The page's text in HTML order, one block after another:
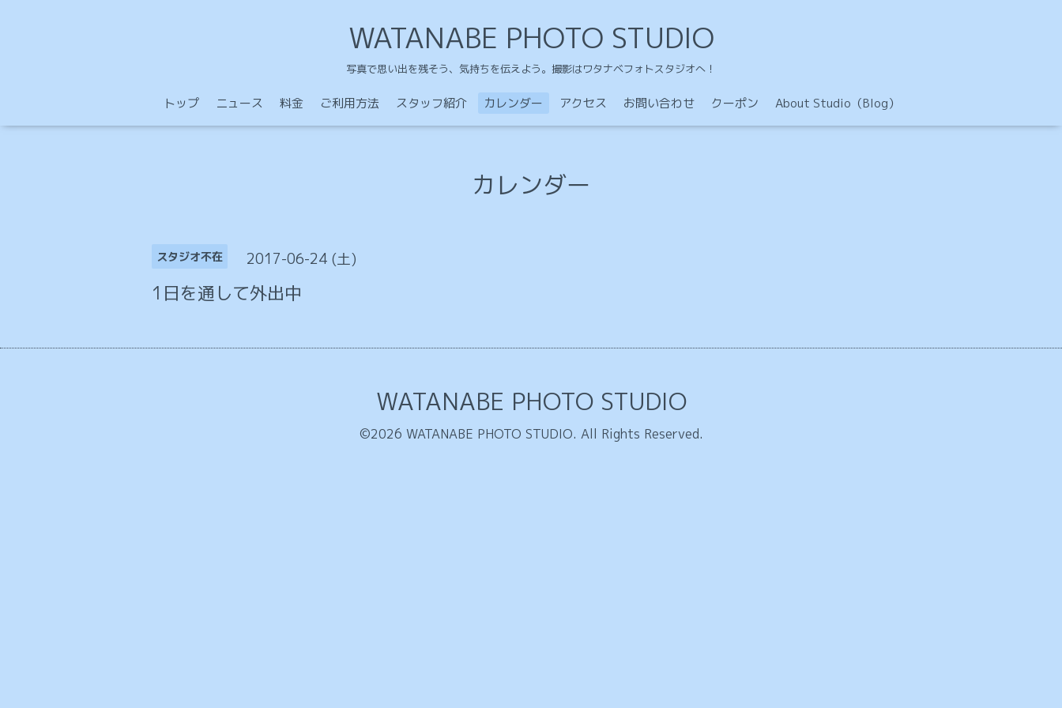
WATANABE PHOTO STUDIO
写真で思い出を残そう、気持ちを伝えよう。撮影はワタナベフォトスタジオへ！
トップ ニュース 料金 ご利用方法 スタッフ紹介 カレンダー アクセス お問い合わせ クーポン About Studio（Blog）
カレンダー
スタジオ不在 2017-06-24 (土)
1日を通して外出中
WATANABE PHOTO STUDIO
©2026 WATANABE PHOTO STUDIO. All Rights Reserved.